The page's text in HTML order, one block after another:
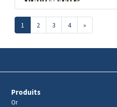
1 2 3 4 »
Produits
Or